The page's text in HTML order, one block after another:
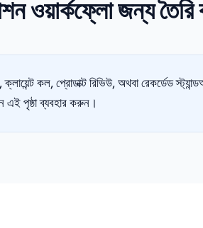
ওয়ার্কফ্লো জন্য তৈরি
প্রোডাক্ট রিভিউ, অথবা রেকর্ডেড
পৃষ্ঠা ব্যবহার করুন।